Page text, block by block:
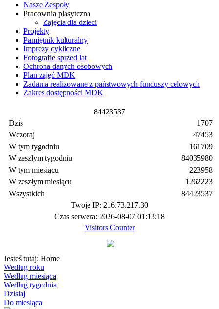
Nasze Zespoły
Pracownia plasytczna
Zajęcia dla dzieci
Projekty
Pamiętnik kulturalny
Imprezy cykliczne
Fotografie sprzed lat
Ochrona danych osobowych
Plan zajęć MDK
Zadania realizowane z państwowych funduszy celowych
Zakres dostępności MDK
84423537
Dziś
Wczoraj
W tym tygodniu
W zeszłym tygodniu
W tym miesiącu
W zeszłym miesiącu
Wszystkich
1707
47453
161709
84035980
223958
1262223
84423537
Twoje IP: 216.73.217.30
Czas serwera: 2026-08-07 01:13:18
Visitors Counter
Jesteś tutaj: Home
Według roku
Według miesiąca
Według tygodnia
Dzisiaj
Do miesiąca